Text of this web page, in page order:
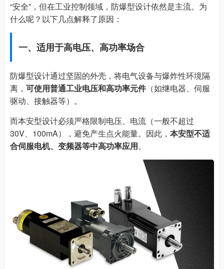
“安全”，但在工业控制领域，防爆型设计依然是主流。为
什么呢？以下几点解释了原因：
一、适用于高电压、高功率场合
防爆型设计通过坚固的外壳，将电气设备与爆炸性环境隔
离， 可使用普通工业电压和高功率元件（如继电器、伺服
驱动、接触器等）。
而本安型设计必须严格限制电压、电流（一般不超过
30V、100mA），避免产生点火能量。因此， 本安型不适
合伺服电机、变频器等中高功率应用。